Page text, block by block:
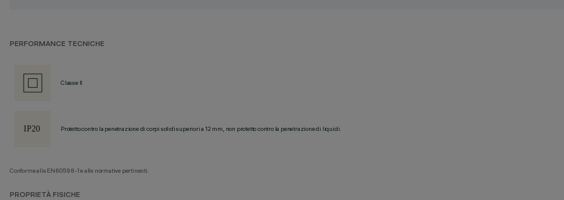
PERFORMANCE TECNICHE
Classe II
Protetto contro la penetrazione di corpi solidi superiori a 12 mm, non protetto contro la penetrazione di liquidi.
Conforme alla EN60598-1 e alle normative pertinenti.
PROPRIETÀ FISICHE